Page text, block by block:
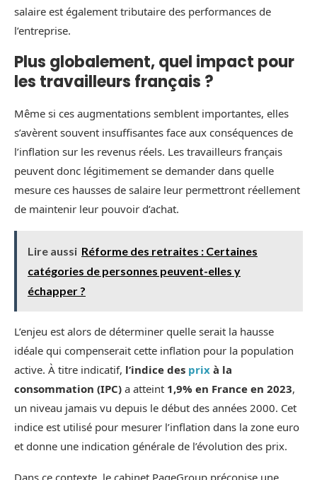
salaire est également tributaire des performances de
l’entreprise.
Plus globalement, quel impact pour
les travailleurs français ?
Même si ces augmentations semblent importantes, elles
s’avèrent souvent insuffisantes face aux conséquences de
l’inflation sur les revenus réels. Les travailleurs français
peuvent donc légitimement se demander dans quelle
mesure ces hausses de salaire leur permettront réellement
de maintenir leur pouvoir d’achat.
Lire aussi Réforme des retraites : Certaines
catégories de personnes peuvent-elles y
échapper ?
L’enjeu est alors de déterminer quelle serait la hausse
idéale qui compenserait cette inflation pour la population
active. À titre indicatif, l’indice des prix à la
consommation (IPC) a atteint 1,9% en France en 2023,
un niveau jamais vu depuis le début des années 2000. Cet
indice est utilisé pour mesurer l’inflation dans la zone euro
et donne une indication générale de l’évolution des prix.
Dans ce contexte, le cabinet PageGroup préconise une